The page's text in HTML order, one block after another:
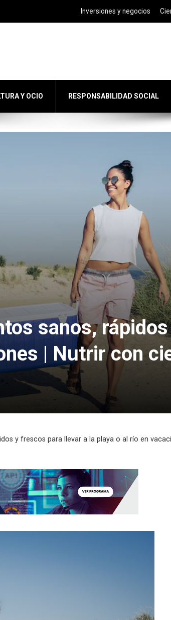
Inversiones y negocios
Y OCIO RESPONSABILIDAD SOCIAL
sanos,
| Nutrir con
y frescos para llevar a la playa o al río en